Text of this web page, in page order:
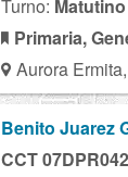
Turno: Matutino
Primaria,
Aurora
Benito Juarez
CCT